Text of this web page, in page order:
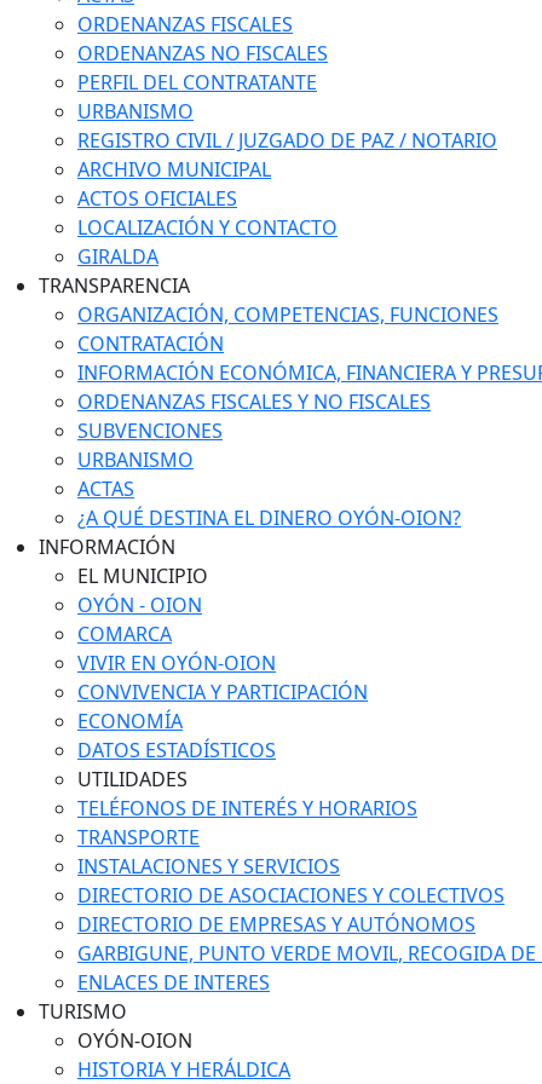
ORDENANZAS FISCALES
ORDENANZAS NO FISCALES
PERFIL DEL CONTRATANTE
URBANISMO
REGISTRO CIVIL / JUZGADO DE PAZ / NOTARIO
ARCHIVO MUNICIPAL
ACTOS OFICIALES
LOCALIZACIÓN Y CONTACTO
GIRALDA
TRANSPARENCIA
ORGANIZACIÓN, COMPETENCIAS, FUNCIONES
CONTRATACIÓN
INFORMACIÓN ECONÓMICA, FINANCIERA Y
ORDENANZAS FISCALES Y NO FISCALES
SUBVENCIONES
URBANISMO
ACTAS
¿A QUÉ DESTINA EL DINERO OYÓN-OION?
INFORMACIÓN
EL MUNICIPIO
OYÓN - OION
COMARCA
VIVIR EN OYÓN-OION
CONVIVENCIA Y PARTICIPACIÓN
ECONOMÍA
DATOS ESTADÍSTICOS
UTILIDADES
TELÉFONOS DE INTERÉS Y HORARIOS
TRANSPORTE
INSTALACIONES Y SERVICIOS
DIRECTORIO DE ASOCIACIONES Y COLECTIVOS
DIRECTORIO DE EMPRESAS Y AUTÓNOMOS
GARBIGUNE, PUNTO VERDE MOVIL, RECOGIDA DE
ENLACES DE INTERES
TURISMO
OYÓN-OION
HISTORIA Y HERÁLDICA